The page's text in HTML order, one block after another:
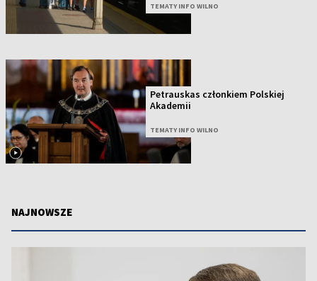
TEMATY INFO WILNO
Petrauskas członkiem Polskiej
Akademii
TEMATY INFO WILNO
NAJNOWSZE